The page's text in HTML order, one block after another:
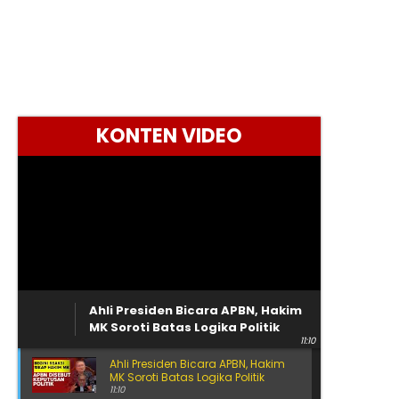
KONTEN VIDEO
Ahli Presiden Bicara APBN, Hakim
MK Soroti Batas Logika Politik
11:10
Ahli Presiden Bicara APBN, Hakim
MK Soroti Batas Logika Politik
11:10